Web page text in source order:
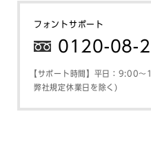
フォントサポート
0120-08-
【サポート時間】平日：9:00
弊社規定休業日を除く)